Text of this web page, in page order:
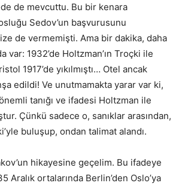
de mevcuttu. Bu bir kenara
Sedov’un başvurusunu
de vermemişti. Ama bir dakika, daha
var: 1932’de Holtzman’ın Troçki ile
1917’de yıkılmıştı… Otel ancak
edildi! Ve unutmamakta yarar var ki,
tanığı ve ifadesi Holtzman ile
Çünkü sadece o, sanıklar arasından,
buluşup, ondan talimat alandı.
hikayesine geçelim. Bu ifadeye
Aralık ortalarında Berlin’den Oslo’ya